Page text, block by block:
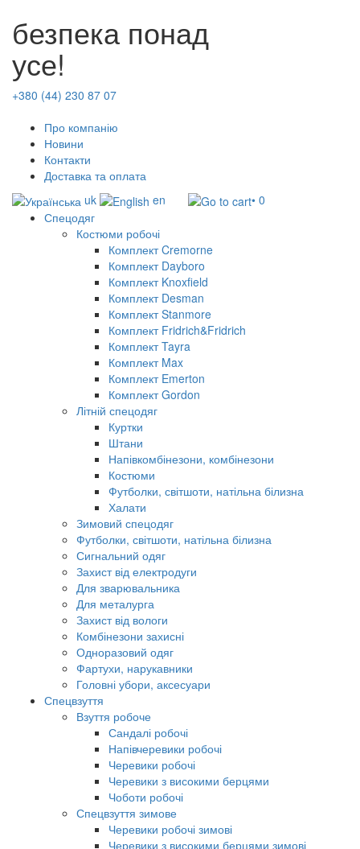
безпека понад
усе!
+380 (44) 230 87 07
Про компанію
Новини
Контакти
Доставка та оплата
uk
en
• 0
Спецодяг
Костюми робочі
Комплект Cremorne
Комплект Dayboro
Комплект Knoxfield
Комплект Desman
Комплект Stanmore
Комплект Fridrich&Fridrich
Комплект Tayra
Комплект Max
Комплект Emerton
Комплект Gordon
Літній спецодяг
Куртки
Штани
Напівкомбінезони, комбінезони
Костюми
Футболки, світшоти, натільна білизна
Халати
Зимовий спецодяг
Футболки, світшоти, натільна білизна
Сигнальний одяг
Захист від електродуги
Для зварювальника
Для металурга
Захист від вологи
Комбінезони захисні
Одноразовий одяг
Фартухи, нарукавники
Головні убори, аксесуари
Спецвзуття
Взуття робоче
Сандалі робочі
Напівчеревики робочі
Черевики робочі
Черевики з високими берцями
Чоботи робочі
Спецвзуття зимове
Черевики робочі зимові
Черевики з високими берцями зимові